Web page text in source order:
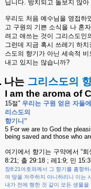
닙니다. 방치되고 돌보지 않아
우리도 처음 예수님을 영접하
고 구원의 기쁜 소식을 나 혼
려고 애쓰는 것이 그리스도인
그런데 지금 혹시 쓰레기 하치
스도의 향기가 아닌 세속적 비
내고 있지는 않습니까?
나는 그리스도의
I am the aroma of
15절” 우리는 구원 얻은 자들
리스도의
향기니 ”
5 For we are to God the
being saved and those who
여기에서 향기는 구약에서 “희
8:21; 출 29:18 ; 레 1:9; 민 15:3
창8:21 여호와께서 그 향기를 흠향하
여 땅을 저주하지 아니하리니 이는
내가 전에 행한 것 같이 모든 생물을